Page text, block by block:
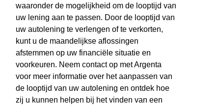
waaronder de mogelijkheid om de looptijd van
uw lening aan te passen. Door de looptijd van
uw autolening te verlengen of te verkorten,
kunt u de maandelijkse aflossingen
afstemmen op uw financiële situatie en
voorkeuren. Neem contact op met Argenta
voor meer informatie over het aanpassen van
de looptijd van uw autolening en ontdek hoe
zij u kunnen helpen bij het vinden van een